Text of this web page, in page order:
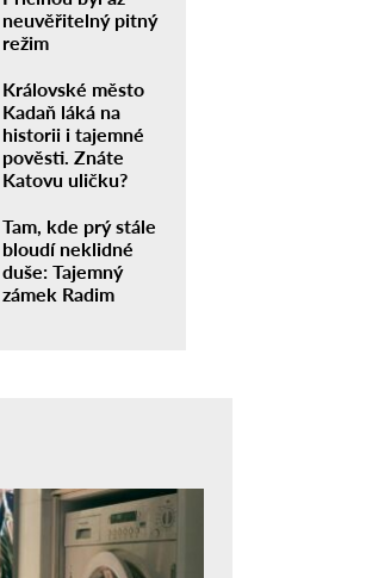
neuvěřitelný pitný
režim
Královské město
Kadaň láká na
historii i tajemné
pověsti. Znáte
Katovu uličku?
Tam, kde prý stále
bloudí neklidné
duše: Tajemný
zámek Radim